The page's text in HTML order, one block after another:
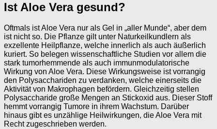
Ist Aloe Vera gesund?
Oftmals ist Aloe Vera nur als Gel in „aller Munde“, aber dem
ist nicht so. Die Pflanze gilt unter Naturkeilkundlern als
exzellente Heilpflanze, welche innerlich als auch äußerlich
kuriert. So belegen wissenschaftliche Studien vor allem die
stark tumorhemmende als auch immunmodulatorische
Wirkung von Aloe Vera. Diese Wirkungsweise ist vorrangig
den Polysacchariden zu verdanken, welche einerseits die
Aktivität von Makrophagen befördern. Gleichzeitig stellen
Polysaccharide große Mengen an Stickoxid aus. Dieser Stoff
hemmt vorrangig Tumore in ihrem Wachstum. Darüber
hinaus gibt es unzählige Heilwirkungen, die Aloe Vera mit
Recht zugeschrieben werden.